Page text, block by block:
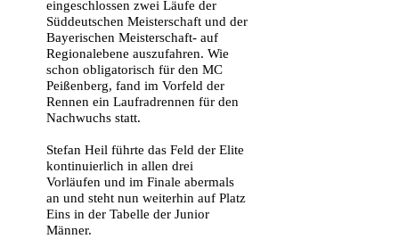
eingeschlossen zwei Läufe der
Süddeutschen Meisterschaft und der
Bayerischen Meisterschaft- auf
Regionalebene auszufahren. Wie
schon obligatorisch für den MC
Peißenberg, fand im Vorfeld der
Rennen ein Laufradrennen für den
Nachwuchs statt.
Stefan Heil führte das Feld der Elite
kontinuierlich in allen drei
Vorläufen und im Finale abermals
an und steht nun weiterhin auf Platz
Eins in der Tabelle der Junior
Männer.